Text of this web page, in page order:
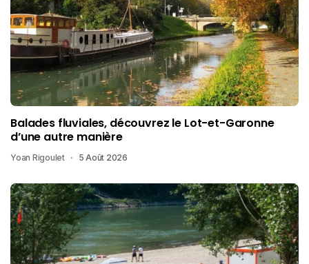
Balades fluviales, découvrez le Lot-et-Garonne
d’une autre manière
Yoan Rigoulet 5 Août 2026